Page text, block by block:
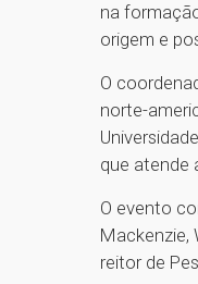
na
origem e
O
norte-
que atende
O evento
Mackenzie,
reitor de